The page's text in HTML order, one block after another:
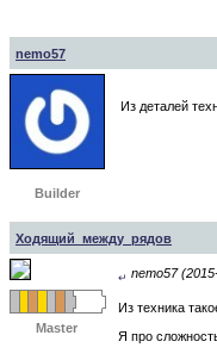
nemo57
Builder
Из деталей
Ходящий_между_рядов
Master
↵ nemo57
Из техника
Я про